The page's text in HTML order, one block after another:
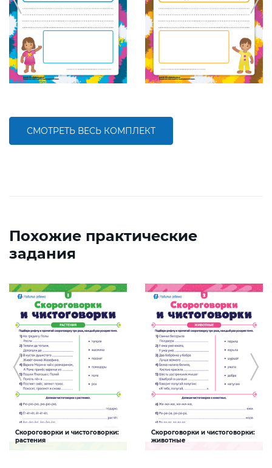
СМОТРЕТЬ ВЕСЬ КОМПЛЕКТ
Похожие практические
задания
Скороговорки и чистоговорки:
растения
Скороговорки и чистоговорки:
животные